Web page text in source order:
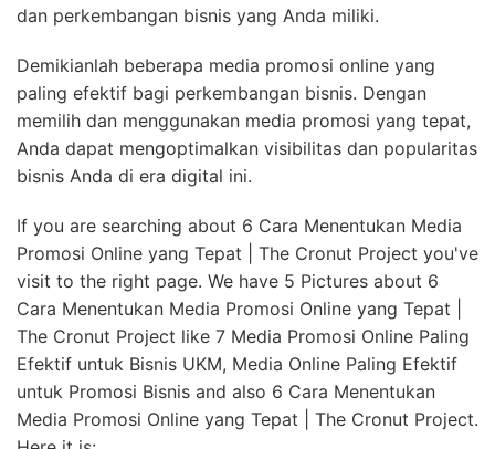
dan perkembangan bisnis yang Anda miliki.
Demikianlah beberapa media promosi online yang
paling efektif bagi perkembangan bisnis. Dengan
memilih dan menggunakan media promosi yang tepat,
Anda dapat mengoptimalkan visibilitas dan popularitas
bisnis Anda di era digital ini.
If you are searching about 6 Cara Menentukan Media
Promosi Online yang Tepat | The Cronut Project you've
visit to the right page. We have 5 Pictures about 6
Cara Menentukan Media Promosi Online yang Tepat |
The Cronut Project like 7 Media Promosi Online Paling
Efektif untuk Bisnis UKM, Media Online Paling Efektif
untuk Promosi Bisnis and also 6 Cara Menentukan
Media Promosi Online yang Tepat | The Cronut Project.